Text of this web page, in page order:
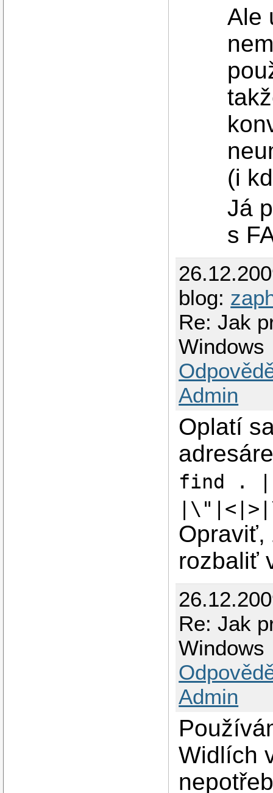
Ale
(i
Já
s
blog:
Re: Jak
Windows
Admin
Oplatí
find .
Opraviť,
rozbaliť
Re: Jak
Windows
Admin
Widlích